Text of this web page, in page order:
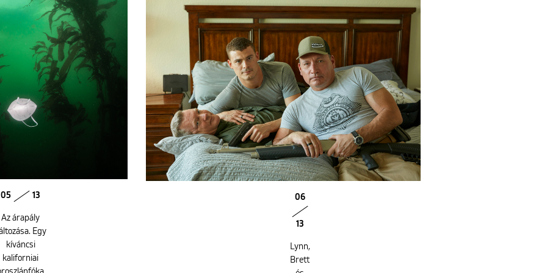
05 13
Az árapály
Egy
kíváncsi
kaliforniai
06
13
Lynn,
Brett